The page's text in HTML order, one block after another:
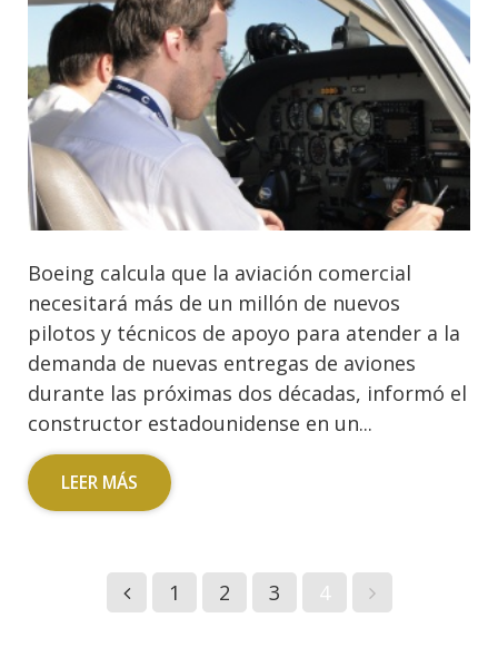
Boeing calcula que la aviación comercial
necesitará más de un millón de nuevos
pilotos y técnicos de apoyo para atender a la
demanda de nuevas entregas de aviones
durante las próximas dos décadas, informó el
constructor estadounidense en un...
LEER MÁS
1 2 3 4